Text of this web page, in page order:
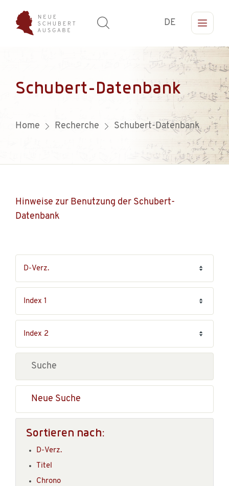
DE
Schubert-Datenbank
Home Recherche Schubert-Datenbank
Hinweise zur Benutzung der Schubert-
Datenbank
Neue Suche
Sortieren nach:
D-Verz.
Titel
Chrono